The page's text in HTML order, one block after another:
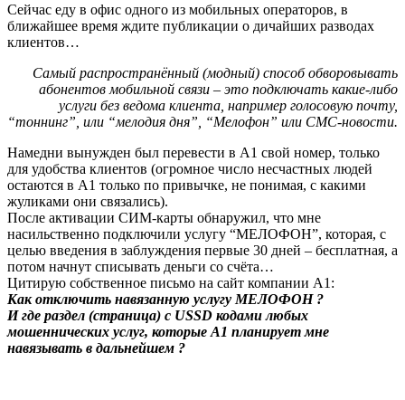
Сейчас еду в офис одного из мобильных операторов, в
ближайшее время ждите публикации о дичайших разводах
клиентов…
Самый распространённый (модный) способ обворовывать
абонентов мобильной связи – это подключать какие-либо
услуги без ведома клиента, например голосовую почту,
“тоннинг”, или “мелодия дня”, “Мелофон” или СМС-новости.
Намедни вынужден был перевести в А1 свой номер, только
для удобства клиентов (огромное число несчастных людей
остаются в А1 только по привычке, не понимая, с какими
жуликами они связались).
После активации СИМ-карты обнаружил, что мне
насильственно подключили услугу “МЕЛОФОН”, которая, с
целью введения в заблуждения первые 30 дней – бесплатная, а
потом начнут списывать деньги со счёта…
Цитирую собственное письмо на сайт компании А1:
Как отключить навязанную услугу МЕЛОФОН ?
И где раздел (страница) с USSD кодами любых
мошеннических услуг, которые А1 планирует мне
навязывать в дальнейшем ?